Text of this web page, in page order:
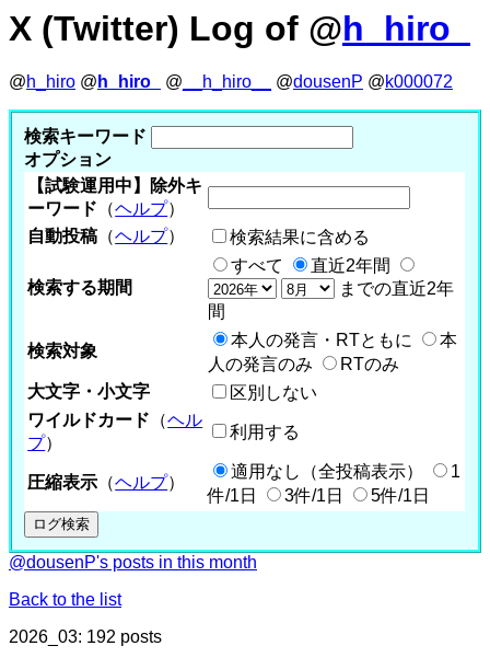
X (Twitter) Log of @h_hiro_
@h_hiro @ h_hiro_ @ __h_hiro__ @dousenP @k000072
検索キーワード
オプション
【試験運用中】除外キ
ーワード （ヘルプ）
自動投稿 （ヘルプ） 検索結果に含める
検索する期間
すべて
直近2年間
までの直近2年
間
検索対象
本人の発言・RTともに
本
人の発言のみ
RTのみ
大文字・小文字
区別しない
ワイルドカード （ヘル
プ）
利用する
圧縮表示 （ヘルプ）
適用なし（全投稿表示）
1
件/1日
3件/1日 5件/1日
@dousenP's posts in this month
Back to the list
2026_03: 192 posts